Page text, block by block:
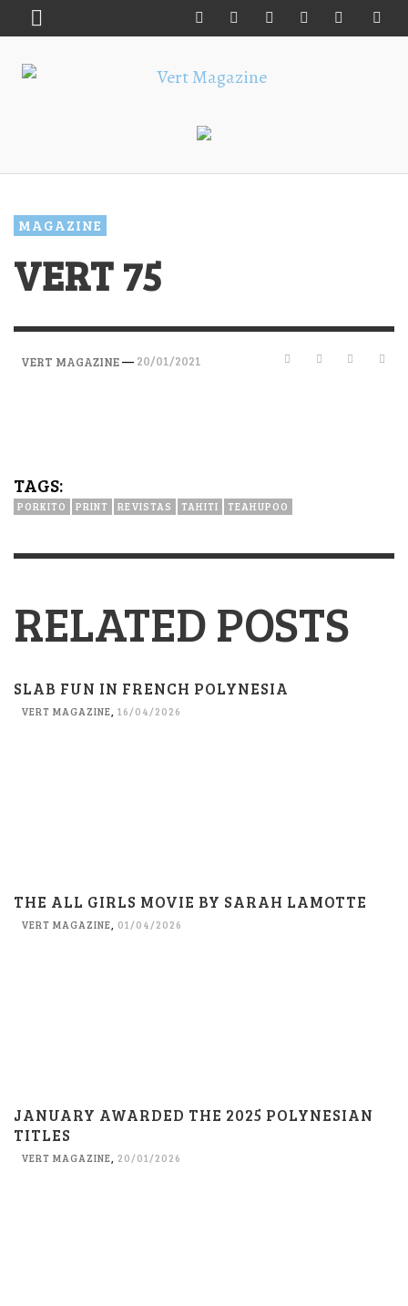
MAGAZINE
VERT 75
VERT MAGAZINE— 20/01/2021
TAGS:
PORKITO PRINT REVISTAS TAHITI TEAHUPOO
RELATED POSTS
SLAB FUN IN FRENCH POLYNESIA
VERT MAGAZINE 16/04/2026
THE ALL GIRLS MOVIE BY SARAH LAMOTTE
VERT MAGAZINE, 01/04/2026
JANUARY AWARDED THE 2025 POLYNESIAN
TITLES
VERT MAGAZINE, 20/01/2026